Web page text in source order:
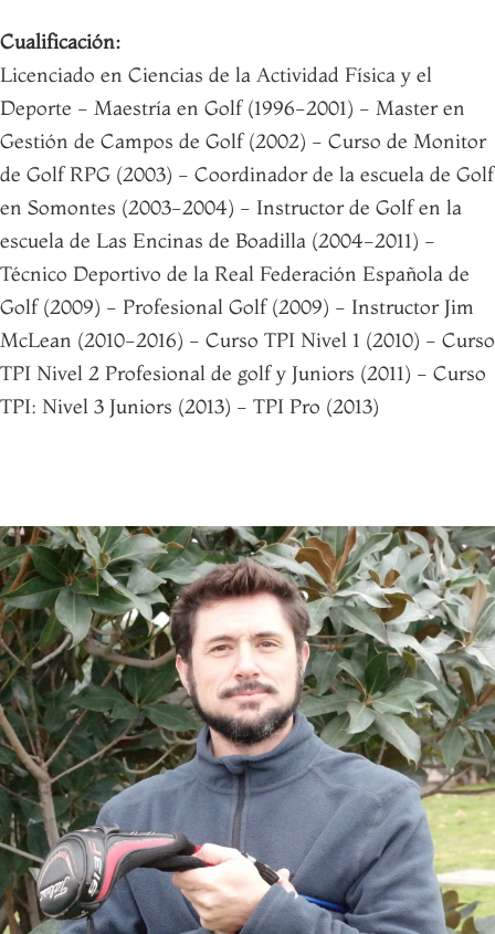
Cualificación:
Licenciado en Ciencias de la Actividad Física y el
Deporte - Maestría en Golf (1996-2001) - Master en
Gestión de Campos de Golf (2002) - Curso de Monitor
de Golf RPG (2003) - Coordinador de la escuela de Golf
en Somontes (2003-2004) - Instructor de Golf en la
escuela de Las Encinas de Boadilla (2004-2011) -
Técnico Deportivo de la Real Federación Española de
Golf (2009) - Profesional Golf (2009) - Instructor Jim
McLean (2010-2016) - Curso TPI Nivel 1 (2010) - Curso
TPI Nivel 2 Profesional de golf y Juniors (2011) - Curso
TPI: Nivel 3 Juniors (2013) - TPI Pro (2013)